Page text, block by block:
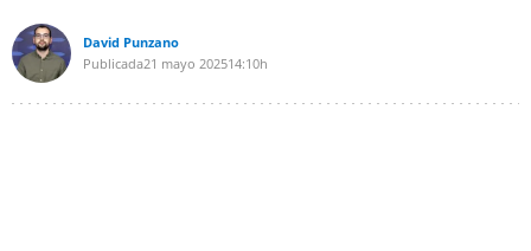
David Punzano
Publicada21 mayo 202514:10h